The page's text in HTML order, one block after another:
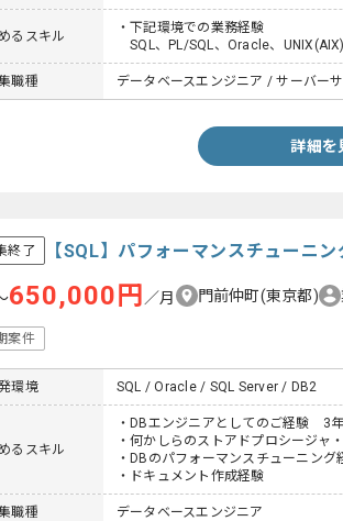
るスキル
・下記環境での業務経験
SQL、PL/SQL、Oracle、UNIX(AIX)
職種 データベースエンジニア / サーバー
詳細を
終了 【SQL】パフォーマンスチューニ
650,000円 ／月 門前仲町(東京都)
案件
環境 SQL / Oracle / SQL Server / DB2
るスキル
・DBエンジニアとしてのご経験 3
・何かしらのストアドプロシージャ
・DBのパフォーマンスチューニング
・ドキュメント作成経験
職種 データベースエンジニア